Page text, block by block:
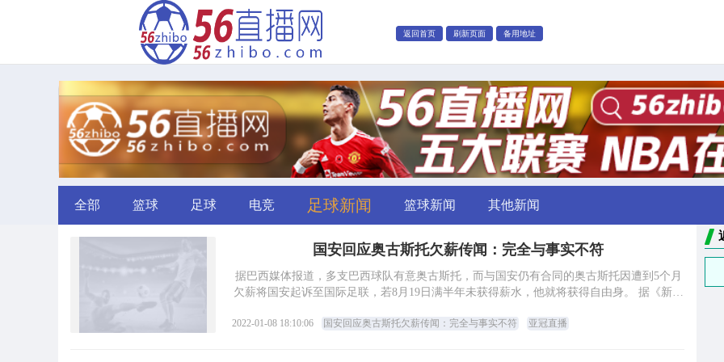
返回首页 刷新页面 备用地址
全部 篮球 足球 电竞 足球新闻 篮球新闻 其他新闻
国安回应奥古斯托欠薪传闻：完全与事实不符
据巴西媒体报道，多支巴西球队有意奥古斯托，而与国安仍有合同的奥古斯托因遭到5个月
欠薪将国安起诉至国际足联，若8月19日满半年未获得薪水，他就将获得自由身。 据《新京
2022-01-08 18:10:06 国安回应奥古斯托欠薪传闻：完全与事实不符 亚冠直播